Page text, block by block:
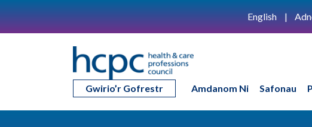
English
Gwirio’r Gofrestr Amdanom Ni Safonau